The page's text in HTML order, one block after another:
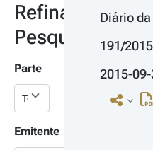
Refinar
Pesquisa
Parte
Emitente
Diário
191/
2015-